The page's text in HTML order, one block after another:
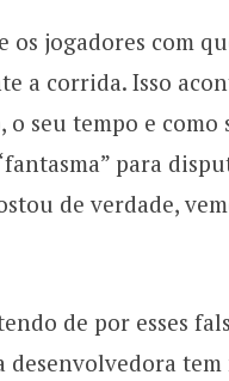
os jogadores com
a corrida. Isso
seu tempo e
para
de verdade,
de por esses